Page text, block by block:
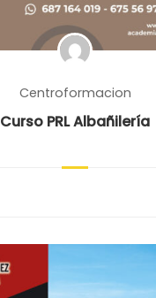
Centroformacion
Curso PRL Albañilería